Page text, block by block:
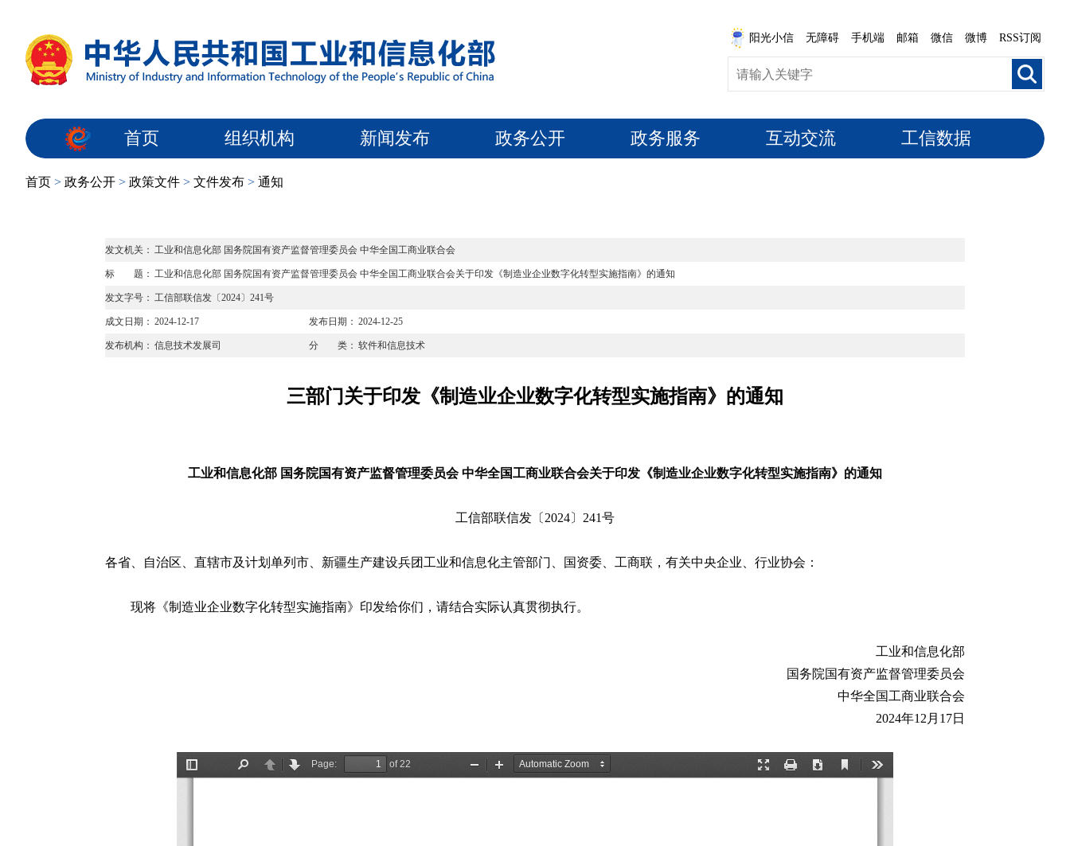
阳光小信 无障碍 手机端 邮箱 微信 微博 RSS订阅
首页 组织机构 新闻发布 政务公开 政务服务 互动交流 工信数据
首页 > 政务公开 > 政策文件 > 文件发布 > 通知
发文机关： 工业和信息化部 国务院国有资产监督管理委员会 中华全国工商业联合会
标 题： 工业和信息化部 国务院国有资产监督管理委员会 中华全国工商业联合会关于印发《制造业企业数字化转型实施指南》的通知
发文字号： 工信部联信发〔2024〕241号
成文日期： 2024-12-17 发布日期： 2024-12-25
发布机构： 信息技术发展司 分 类： 软件和信息技术
三部门关于印发《制造业企业数字化转型实施指南》的通知
工业和信息化部 国务院国有资产监督管理委员会 中华全国工商业联合会关于印发《制造业企业数字化转型实施指南》的通知
工信部联信发〔2024〕241号
各省、自治区、直辖市及计划单列市、新疆生产建设兵团工业和信息化主管部门、国资委、工商联，有关中央企业、行业协会：
现将《制造业企业数字化转型实施指南》印发给你们，请结合实际认真贯彻执行。
工业和信息化部
国务院国有资产监督管理委员会
中华全国工商业联合会
2024年12月17日